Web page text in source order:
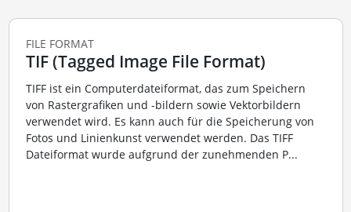
FILE FORMAT
TIF (Tagged Image File Format)
TIFF ist ein Computerdateiformat, das zum Speichern
von Rastergrafiken und -bildern sowie Vektorbildern
verwendet wird. Es kann auch für die Speicherung von
Fotos und Linienkunst verwendet werden. Das TIFF
Dateiformat wurde aufgrund der zunehmenden P...